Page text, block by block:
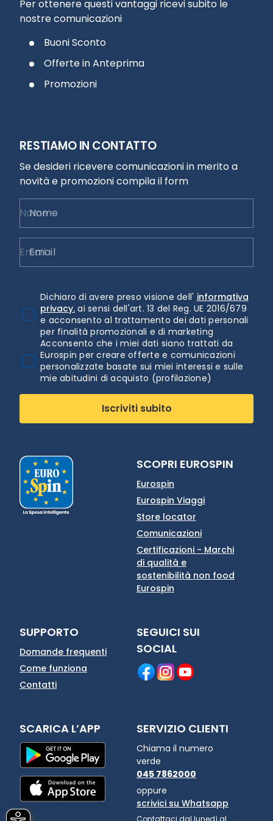
Per ottenere questi vantaggi ricevi subito le
nostre comunicazioni
Buoni Sconto
Offerte in Anteprima
Promozioni
RESTIAMO IN CONTATTO
Se desideri ricevere comunicazioni in merito a
novità e promozioni compila il form
Nome
Email
Dichiaro di avere preso visione dell' informativa
privacy. ai sensi dell'art. 13 del Reg. UE 2016/679
e acconsento al trattamento dei dati personali
per finalità promozionali e di marketing
Acconsento che i miei dati siano trattati da
Eurospin per creare offerte e comunicazioni
personalizzate basate sui miei interessi e sulle
mie abitudini di acquisto (profilazione)
Iscriviti subito
SCOPRI EUROSPIN
Eurospin
Eurospin Viaggi
Store locator
Comunicazioni
Certificazioni - Marchi
di qualità e
sostenibilità non food
Eurospin
SUPPORTO
Domande frequenti
Come funziona
Contatti
SEGUICI SUI
SOCIAL
SCARICA L’APP SERVIZIO CLIENTI
Chiama il numero
verde
045 7862000
oppure
scrivici su Whatsapp
Contattaci dal lunedì al